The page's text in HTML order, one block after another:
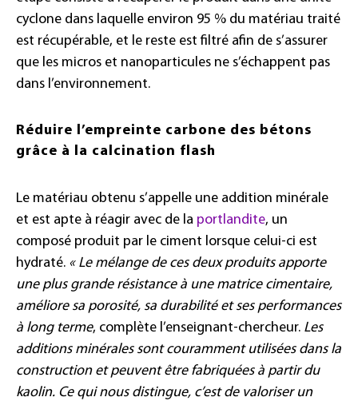
cyclone dans laquelle environ 95 % du matériau traité
est récupérable, et le reste est filtré afin de s’assurer
que les micros et nanoparticules ne s’échappent pas
dans l’environnement.
Réduire l’empreinte carbone des bétons
grâce à la calcination flash
Le matériau obtenu s’appelle une addition minérale
et est apte à réagir avec de la portlandite, un
composé produit par le ciment lorsque celui-ci est
hydraté. « Le mélange de ces deux produits apporte
une plus grande résistance à une matrice cimentaire,
améliore sa porosité, sa durabilité et ses performances
à long terme, complète l’enseignant-chercheur. Les
additions minérales sont couramment utilisées dans la
construction et peuvent être fabriquées à partir du
kaolin. Ce qui nous distingue, c’est de valoriser un